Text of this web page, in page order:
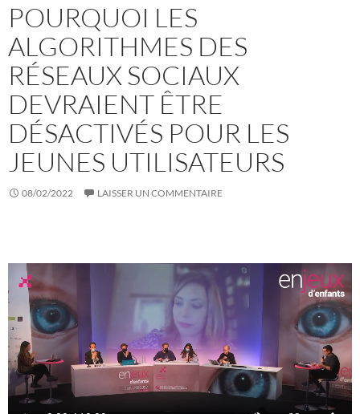
POURQUOI LES
ALGORITHMES DES
RÉSEAUX SOCIAUX
DEVRAIENT ÊTRE
DÉSACTIVÉS POUR LES
JEUNES UTILISATEURS
08/02/2022 LAISSER UN COMMENTAIRE